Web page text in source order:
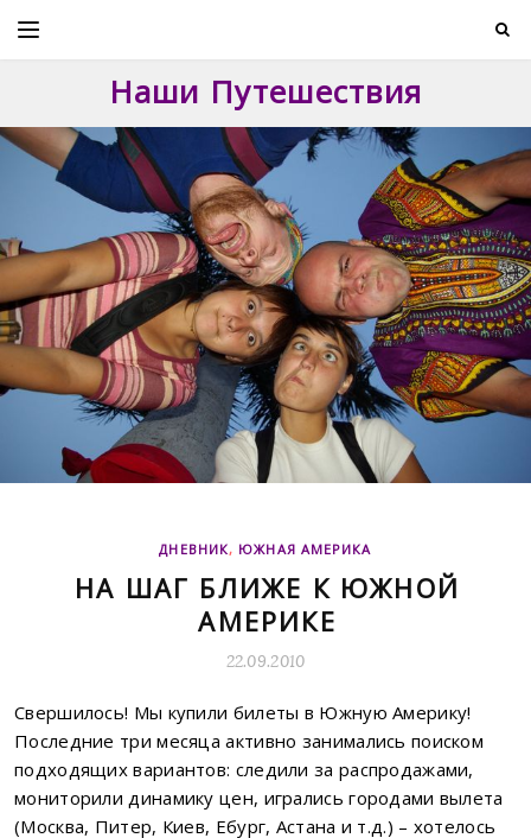
content
Наши Путешествия
ДНЕВНИК, ЮЖНАЯ АМЕРИКА
НА ШАГ БЛИЖЕ К ЮЖНОЙ
АМЕРИКЕ
22.09.2010
Свершилось! Мы купили билеты в Южную Америку!
Последние три месяца активно занимались поиском
подходящих вариантов: следили за распродажами,
мониторили динамику цен, игрались городами вылета
(Москва, Питер, Киев, Ебург, Астана и т.д.) – хотелось